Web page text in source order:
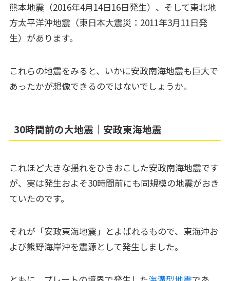
熊本地震（2016年4月14日16日発生）、そして東北地
方太平洋沖地震（東日本大震災：2011年3月11日発
生）があります。
これらの地震をみると、いかに安政南海地震も巨大で
あったかが想像できるのではないでしょうか。
30時間前の大地震｜安政東海地震
これほど大きな揺れをひきおこした安政南海地震です
が、実は発生およそ30時間前にも同規模の地震がおき
ていたのです。
それが「安政東海地震」とよばれるもので、東海沖お
よび熊野海岸沖を震源として発生しました。